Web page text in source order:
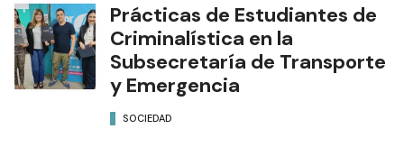
Prácticas de Estudiantes de
Criminalística en la
Subsecretaría de Transporte
y Emergencia
SOCIEDAD